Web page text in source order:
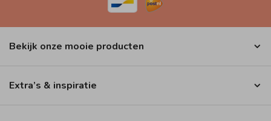
Bekijk onze mooie producten
Extra’s & inspiratie